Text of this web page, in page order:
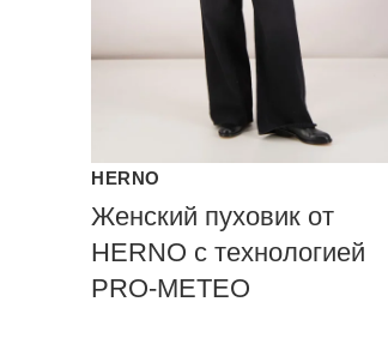
HERNO
Женский пуховик от
HERNO с технологией
PRO-METEO